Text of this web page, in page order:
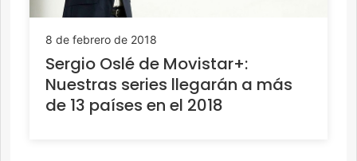
8 de febrero de 2018
Sergio Oslé de Movistar+:
Nuestras series llegarán a más
de 13 países en el 2018